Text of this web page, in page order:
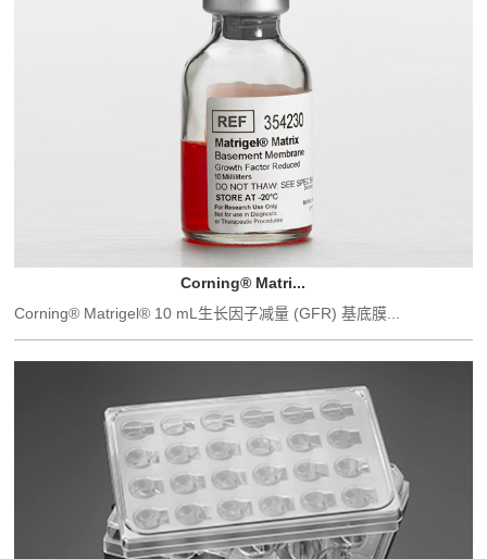
Corning® Matri...
Corning® Matrigel® 10 mL生长因子减量 (GFR) 基底膜...